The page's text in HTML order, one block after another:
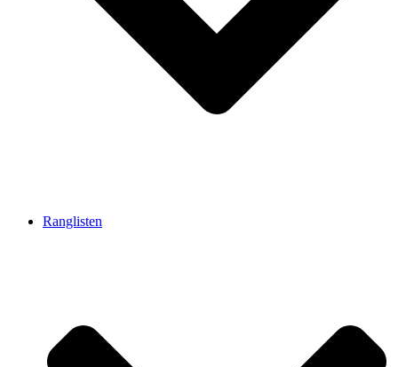
Ranglisten